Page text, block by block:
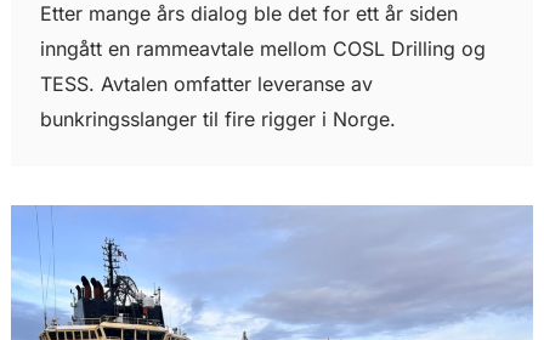
Etter mange års dialog ble det for ett år siden
inngått en rammeavtale mellom COSL Drilling og
TESS. Avtalen omfatter leveranse av
bunkringsslanger til fire rigger i Norge.